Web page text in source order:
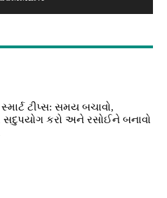
સ્માર્ટ ટીપ્સ: સમય બચાવો,
સદુપયોગ કરો અને રસોઈને બનાવો